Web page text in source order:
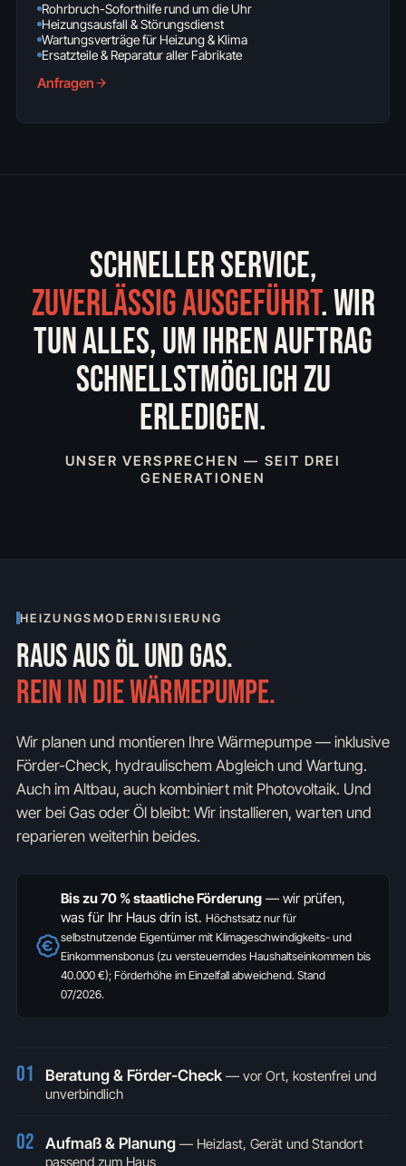
Rohrbruch-Soforthilfe rund um die Uhr
Heizungsausfall & Störungsdienst
Wartungsverträge für Heizung & Klima
Ersatzteile & Reparatur aller Fabrikate
Anfragen
SCHNELLER SERVICE,
ZUVERLÄSSIG AUSGEFÜHRT. WIR
TUN ALLES, UM IHREN AUFTRAG
SCHNELLSTMÖGLICH ZU
ERLEDIGEN.
UNSER VERSPRECHEN — SEIT DREI
GENERATIONEN
HEIZUNGSMODERNISIERUNG
RAUS AUS ÖL UND GAS.
REIN IN DIE WÄRMEPUMPE.
Wir planen und montieren Ihre Wärmepumpe — inklusive
Förder-Check, hydraulischem Abgleich und Wartung.
Auch im Altbau, auch kombiniert mit Photovoltaik. Und
wer bei Gas oder Öl bleibt: Wir installieren, warten und
reparieren weiterhin beides.
Bis zu 70 % staatliche Förderung — wir prüfen,
was für Ihr Haus drin ist. Höchstsatz nur für
selbstnutzende Eigentümer mit Klimageschwindigkeits- und
Einkommensbonus (zu versteuerndes Haushaltseinkommen bis
40.000 €); Förderhöhe im Einzelfall abweichend. Stand
07/2026.
01 Beratung & Förder-Check — vor Ort, kostenfrei und
unverbindlich
02 Aufmaß & Planung — Heizlast, Gerät und Standort
passend zum Haus